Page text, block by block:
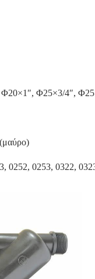
Φ25×3/4″,
0252, 0253, 0322,